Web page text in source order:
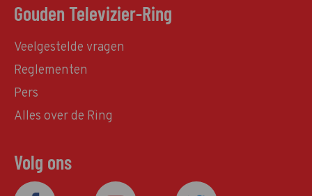
Gouden Televizier-Ring
Veelgestelde vragen
Reglementen
Pers
Alles over de Ring
Volg ons